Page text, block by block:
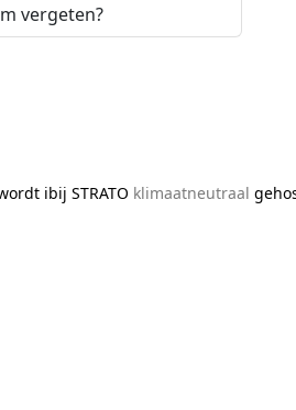
vergeten?
ibij STRATO klimaatneutraal